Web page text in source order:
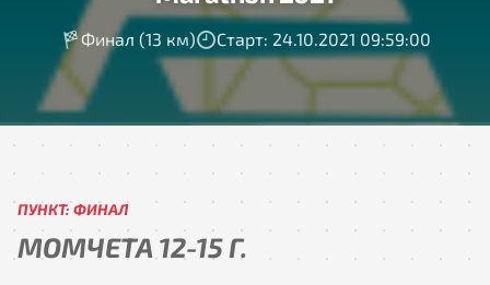
Финал (13 км) Старт: 24.10.2021 09:59:00
ПУНКТ: ФИНАЛ
МОМЧЕТА 12-15 Г.